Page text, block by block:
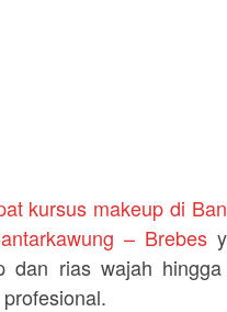
kursus makeup di
– Brebes
dan rias wajah